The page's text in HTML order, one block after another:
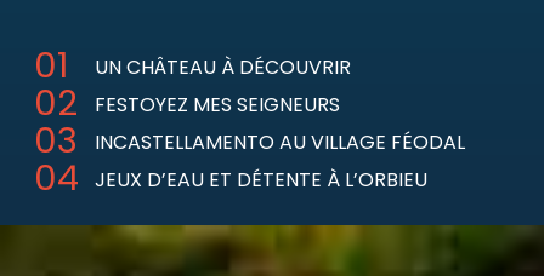
UN CHÂTEAU À DÉCOUVRIR
FESTOYEZ MES SEIGNEURS
INCASTELLAMENTO AU VILLAGE FÉODAL
JEUX D’EAU ET DÉTENTE À L’ORBIEU